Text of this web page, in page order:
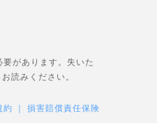
があります。失いた
読みください。
約 損害賠償責任保険